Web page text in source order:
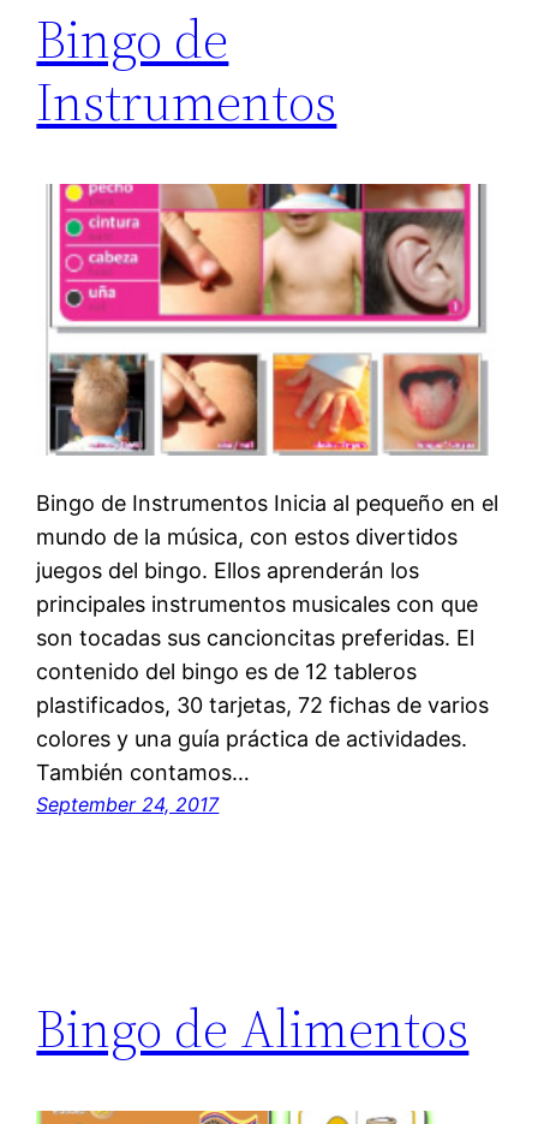
Bingo de
Instrumentos
Bingo de Instrumentos Inicia al pequeño en el
mundo de la música, con estos divertidos
juegos del bingo. Ellos aprenderán los
principales instrumentos musicales con que
son tocadas sus cancioncitas preferidas. El
contenido del bingo es de 12 tableros
plastificados, 30 tarjetas, 72 fichas de varios
colores y una guía práctica de actividades.
También contamos…
September 24, 2017
Bingo de Alimentos